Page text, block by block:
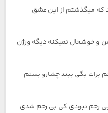
که میگذشتم از این عشق
و خوشحال نمیکنه دیگه ورژن
بگی ببند چشارو بستم
رحم نبودی کی بی رحم شدی